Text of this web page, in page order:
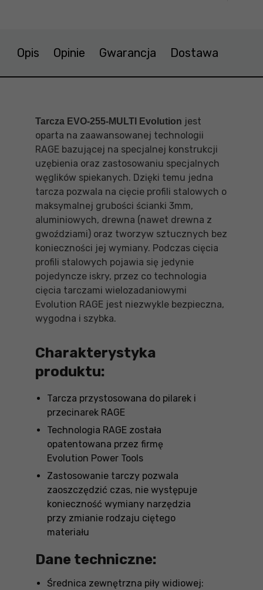
Opis Opinie Gwarancja Dostawa
Tarcza EVO-255-MULTI Evolution jest
oparta na zaawansowanej technologii
RAGE bazującej na specjalnej konstrukcji
uzębienia oraz zastosowaniu specjalnych
węglików spiekanych. Dzięki temu jedna
tarcza pozwala na cięcie profili stalowych o
maksymalnej grubości ścianki 3mm,
aluminiowych, drewna (nawet drewna z
gwoździami) oraz tworzyw sztucznych bez
konieczności jej wymiany. Podczas cięcia
profili stalowych pojawia się jedynie
pojedyncze iskry, przez co technologia
cięcia tarczami wielozadaniowymi
Evolution RAGE jest niezwykle bezpieczna,
wygodna i szybka.
Charakterystyka
produktu:
Tarcza przystosowana do pilarek i
przecinarek RAGE
Technologia RAGE została
opatentowana przez firmę
Evolution Power Tools
Zastosowanie tarczy pozwala
zaoszczędzić czas, nie występuje
konieczność wymiany narzędzia
przy zmianie rodzaju ciętego
materiału
Dane techniczne:
Średnica zewnętrzna piły widiowej: